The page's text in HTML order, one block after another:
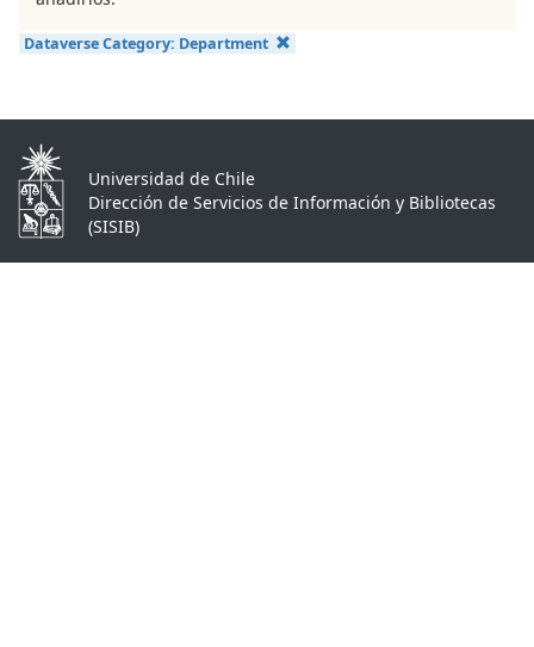
Dataverse Category: Department
Universidad de Chile
Dirección de Servicios de Información y Bibliotecas
(SISIB)